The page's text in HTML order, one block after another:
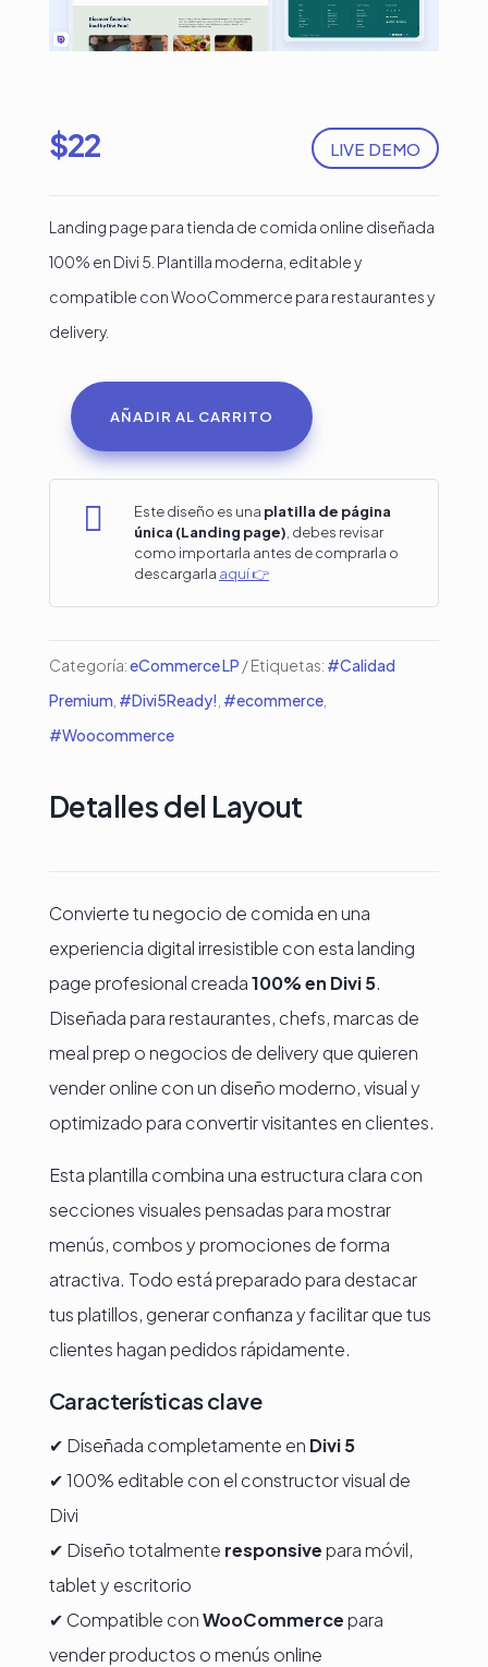
LIVE DEMO
$22
Landing page para tienda de comida online diseñada
100% en Divi 5. Plantilla moderna, editable y
compatible con WooCommerce para restaurantes y
delivery.
Landing
Page
Tienda
Comida
–
Diseñada
100%
Divi
AÑADIR AL CARRITO
 Este diseño es una platilla de página
única (Landing page) , debes revisar
como importarla antes de comprarla o
descargarla aquí 👉
Categoría:eCommerce LP Etiquetas: #Calidad
Premium #Divi5Ready! #ecommerce,
#Woocommerce
Detalles del Layout
Convierte tu negocio de comida en una
experiencia digital irresistible con esta landing
page profesional creada100% en Divi 5.
Diseñada para restaurantes, chefs, marcas de
meal prep o negocios de delivery que quieren
vender online con un diseño moderno, visual y
optimizado para convertir visitantes en clientes.
Esta plantilla combina una estructura clara con
secciones visuales pensadas para mostrar
menús, combos y promociones de forma
atractiva. Todo está preparado para destacar
tus platillos, generar confianza y facilitar que tus
clientes hagan pedidos rápidamente.
Características clave
✔ Diseñada completamente en Divi 5
✔ 100% editable con el constructor visual de
Divi
✔ Diseño totalmente responsivepara móvil,
tablet y escritorio
✔ Compatible conWooCommercepara
vender productos o menús online